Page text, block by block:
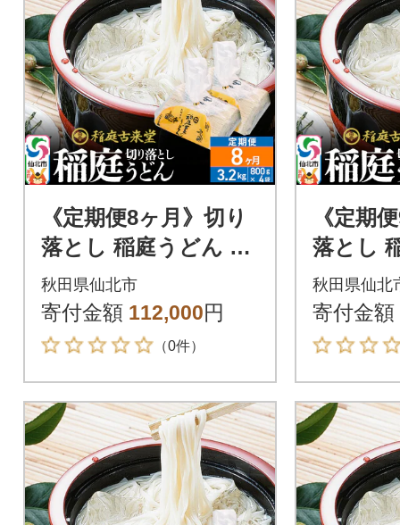
《定期便8ヶ月》切り
落とし 稲庭うどん 中
800g×4を8回|02_ikd-
210408
秋田県仙北市
寄付金額 112,000円
（0件）
《定期
落とし
800g×4
210409
秋田県仙北
寄付金額